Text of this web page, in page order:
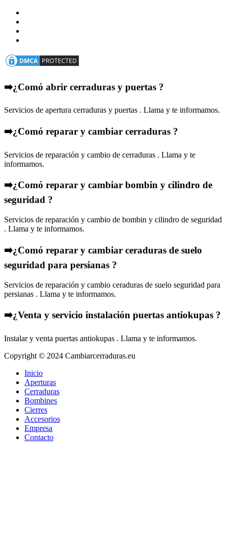
➡️¿Comó abrir cerraduras y puertas ?
Servicios de apertura cerraduras y puertas . Llama y te informamos.
➡️¿Comó reparar y cambiar cerraduras ?
Servicios de reparación y cambio de cerraduras . Llama y te
informamos.
➡️¿Comó reparar y cambiar bombin y cilindro de
seguridad ?
Servicios de reparación y cambio de bombin y cilindro de seguridad
. Llama y te informamos.
➡️¿Comó reparar y cambiar ceraduras de suelo
seguridad para persianas ?
Servicios de reparación y cambio ceraduras de suelo seguridad para
persianas . Llama y te informamos.
➡️¿Venta y servicio instalación puertas antiokupas ?
Instalar y venta puertas antiokupas . Llama y te informamos.
Copyright © 2024 Cambiarcerraduras.eu
Inicio
Aperturas
Cerraduras
Bombines
Cierres
Accesorios
Empresa
Contacto